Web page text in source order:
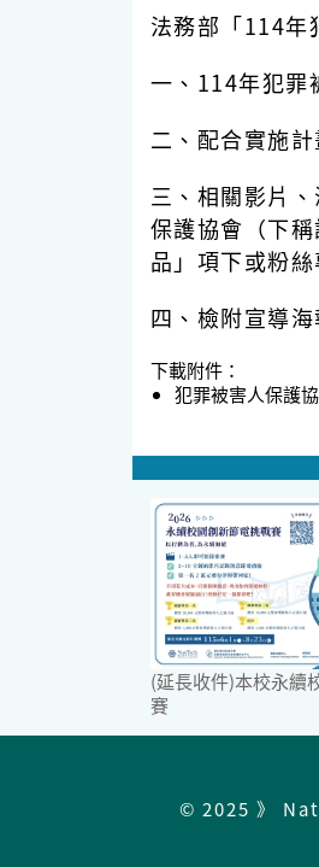
法務部「114年
一、114年犯罪
二、配合實施
三、相關影片
保護協會（下
品」項下或粉
四、檢附宣導
下載附件：
犯罪被害人保護
(延長收件)本校永續
賽
© 2025 》